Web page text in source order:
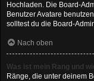
Hochladen. Die Board-
Benutzer Avatare
solltest du die Board-
Nach oben
Was ist mein Rang und
Ränge, die unter deinem